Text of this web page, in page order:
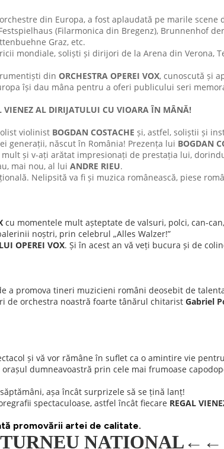
din Europa, a fost aplaudată pe marile
(Filarmonica din Bregenz), Brunnenhof
Graz, etc.
mondiale, soliști și dirijori de la Arena din Verona,
din ORCHESTRA OPEREI VOX, cunoscută și
își dau mâna pentru a oferi publicului seri
VIENEZ AL DIRIJATULUI CU VIOARA ÎN MÂNĂ!
violinist BOGDAN COSTACHE și, astfel, soliștii și
generații, născut în România! Prezența lui BOGDAN
și v-ați arătat impresionați de prestația lui,
mai nou, al lui ANDRE RIEU.
Nelipsită va fi și muzica românească, piese
cu momentele mult așteptate de valsuri, polci, can-
noștri, prin celebrul „Alles Walzer!”
OPEREI VOX. Și în acest an vă veți bucura și de
promova tineri muzicieni români deosebit de
de orchestra noastră foarte tânărul chitarist Gabriel
și vă vor rămâne în suflet ca o amintire vie
dumneavoastră prin cele mai frumoase
așa încât surprizele să se țină lanț!
spectaculoase, astfel încât fiecare REGAL
promovării artei de calitate.
TURNEU